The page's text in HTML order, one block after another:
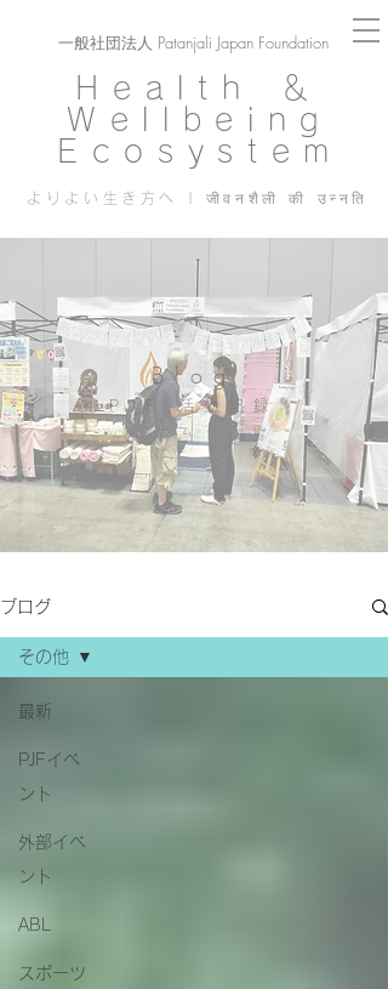
Health ＆
Wellbeing
Ecosystem
よりよい生き方へ | जीवनशैली की उन्नति
一般社団法人 Patanjali Japan Foundation
Blog
PJF ​活動記録
ブログ
最新
PJFイベ
ント
外部イベ
ント
ABL
スポーツ
その他